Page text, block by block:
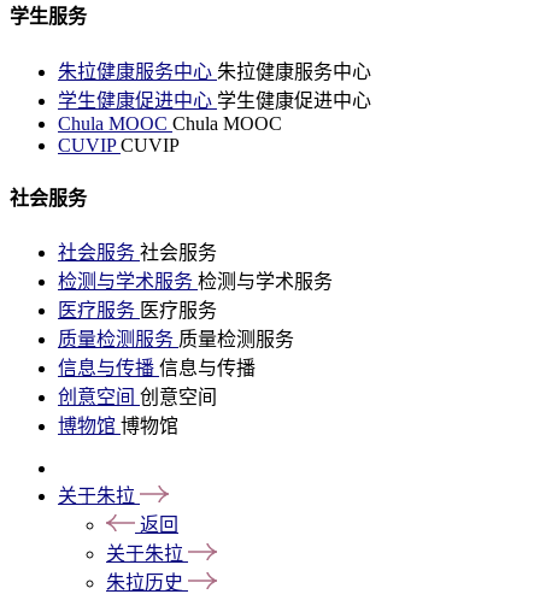
学生服务
朱拉健康服务中心 朱拉健康服务中心
学生健康促进中心 学生健康促进中心
Chula MOOC Chula MOOC
CUVIPCUVIP
社会服务
社会服务 社会服务
检测与学术服务 检测与学术服务
医疗服务 医疗服务
质量检测服务 质量检测服务
信息与传播 信息与传播
创意空间 创意空间
博物馆 博物馆
关于朱拉
返回
关于朱拉
朱拉历史